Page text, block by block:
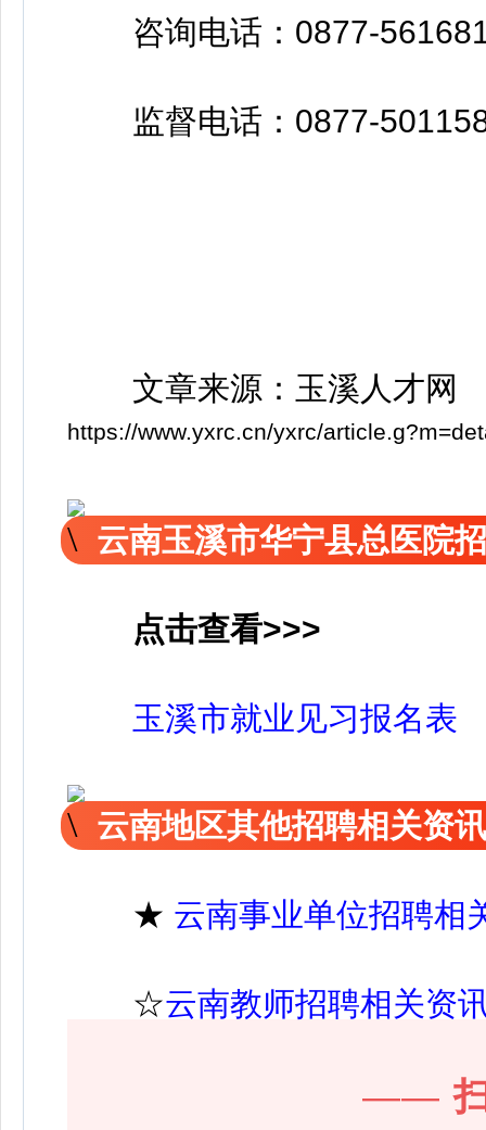
咨询电话：0877-
监督电话：0877-
文章来源：玉溪人才网
https://www.yxrc.cn/yxrc/
云南玉溪市华宁县总医院
点击查看>>>
玉溪市就业见习报名表
云南地区其他招聘相关资
★ 云南事业单位招聘相
☆云南教师招聘相关资
——